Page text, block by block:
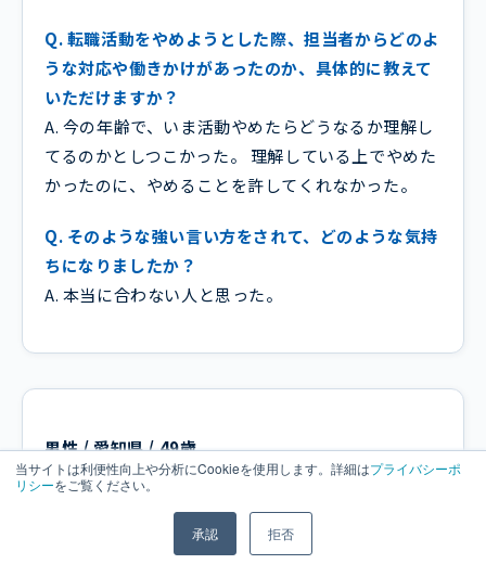
当サイトは利便性向上や分析にCookieを使用します。詳細はプライバシーポ
リシーをご覧ください。
承認 拒否
Q. 転職活動をやめようとした際、担当者からどのよ
うな対応や働きかけがあったのか、具体的に教えて
いただけますか？
A. 今の年齢で、いま活動やめたらどうなるか理解し
てるのかとしつこかった。 理解している上でやめた
かったのに、やめることを許してくれなかった。
Q. そのような強い言い方をされて、どのような気持
ちになりましたか？
A. 本当に合わない人と思った。
男性 / 愛知県 / 49歳
Q. Adeccoで気になった点とその理由を教えてくだ
A. どちらかと言うと、非正規雇用のサービスだっ